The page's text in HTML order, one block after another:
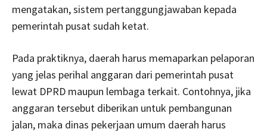
mengatakan, sistem pertanggungjawaban kepada
pemerintah pusat sudah ketat.
Pada praktiknya, daerah harus memaparkan pelaporan
yang jelas perihal anggaran dari pemerintah pusat
lewat DPRD maupun lembaga terkait. Contohnya, jika
anggaran tersebut diberikan untuk pembangunan
jalan, maka dinas pekerjaan umum daerah harus